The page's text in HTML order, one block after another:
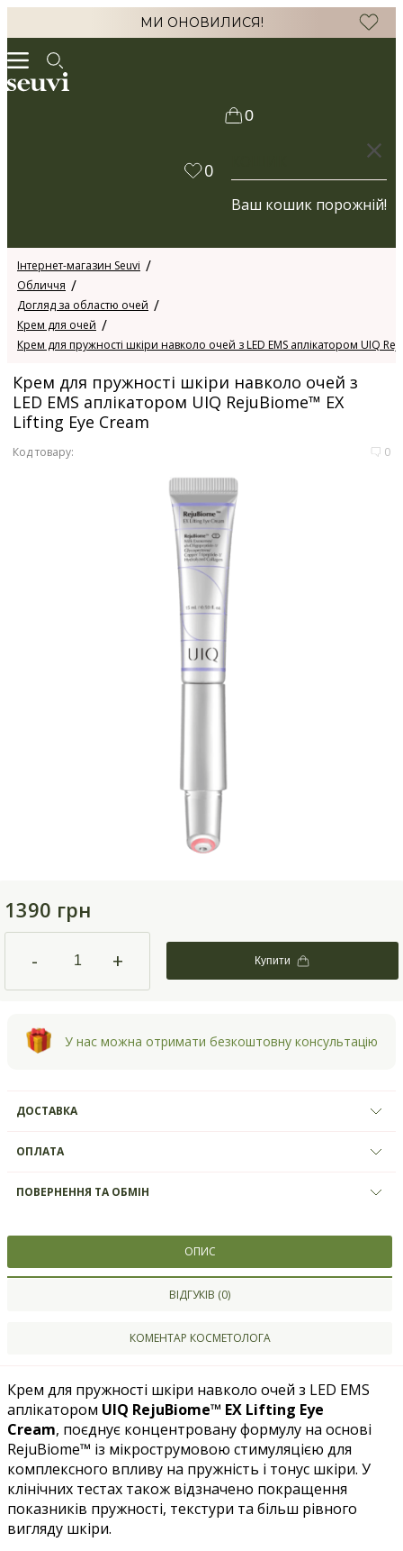
МИ ОНОВИЛИСЯ!
0
0
Ваш кошик порожній!
Інтернет-магазин Seuvi
Обличчя
Догляд за областю очей
Крем для очей
Крем для пружності шкіри навколо очей з LED EMS аплікатором UIQ
Крем для пружності шкіри навколо очей з
LED EMS аплікатором UIQ RejuBiome™ EX
Lifting Eye Cream
Код товару: 0
1390 грн
- + Купити
У нас можна отримати безкоштовну консультацію
ДОСТАВКА
ОПЛАТА
ПОВЕРНЕННЯ ТА ОБМІН
ОПИС
ВІДГУКІВ (0)
КОМЕНТАР КОСМЕТОЛОГА
Крем для пружності шкіри навколо очей з LED EMS
аплікатором UIQ RejuBiome™ EX Lifting Eye
Cream, поєднує концентровану формулу на основі
RejuBiome™ із мікрострумовою стимуляцією для
комплексного впливу на пружність і тонус шкіри. У
клінічних тестах також відзначено покращення
показників пружності, текстури та більш рівного
вигляду шкіри.